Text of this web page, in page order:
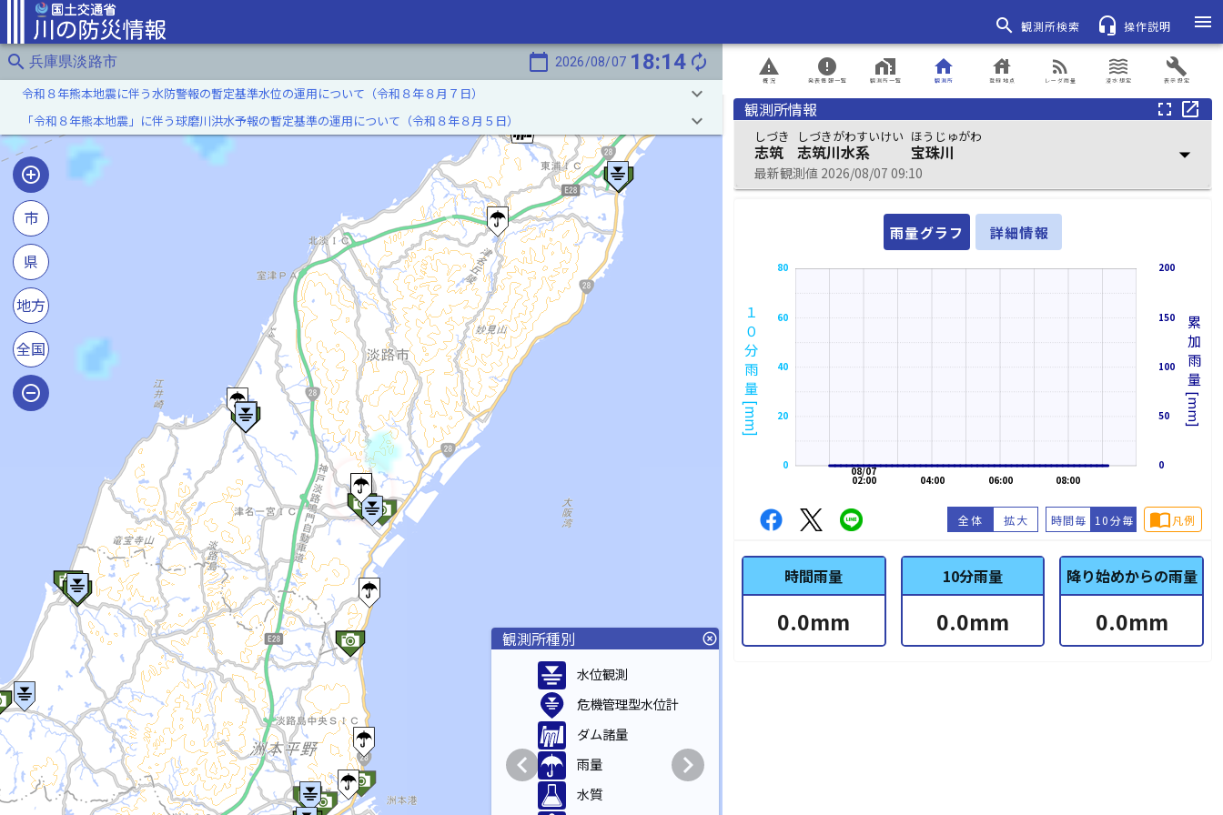
search 観測所検索 headset_mic 操作説明
menu
search 兵庫県淡路市 calendar_today 2026/08/07 18:14 autorenew
令和８年熊本地震に伴う水防警報の暫定基準水位の運用について（令和８年８月７日） keyboard_arrow_down
「令和８年熊本地震」に伴う球磨川洪水予報の暫定基準の運用について（令和８年８月５日） keyboard_arrow_down
市
県
地方
全国
観測所種別 highlight_off
水位観測
危機管理型水位計
ダム諸量
雨量
水質
chevron_left chevron_right
概況
report_problem
発表情報一覧
error
観測所一覧
home_work
観測所
home
登録地点
house
レーダ雨量
rss_feed
浸水想定
waves
表示設定
build
観測所情報
fullscreen open_in_new
しづき
志筑
しづきがわすいけい
志筑川水系
ほうじゅがわ
宝珠川
最新観測値 2026/08/07 09:10
arrow_drop_down
雨量グラフ 詳細情報
0
20
40
60
80
１０分雨量[mm]
08:00
06:00
04:00
08/07
02:00
0
50
100
150
200
累加雨量[mm]
全体 拡大 時間毎 10分毎 import_contacts凡例
時間雨量
0.0mm
10分雨量
0.0mm
降り始めからの雨量
0.0mm